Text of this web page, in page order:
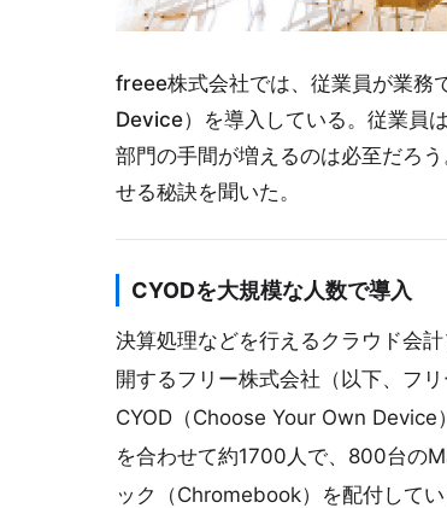
freee株式会社では、従業員が業務
Device）を導入している。従業員
部門の手間が増えるのは必至だろ
せる秘訣を聞いた。
CYODを大規模な人数で導入
決算処理などを行えるクラウド会
開するフリー株式会社（以下、フ
CYOD（Choose Your Own Device
を合わせて約1700人で、800台の
ック（Chromebook）を配付してい